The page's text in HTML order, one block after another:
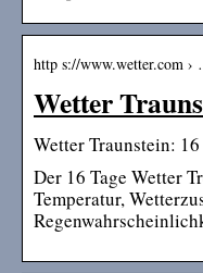
http s://www.wetter.com ›
Wetter
Wetter Traunstein:
Der 16 Tage Wetter
Temperatur,